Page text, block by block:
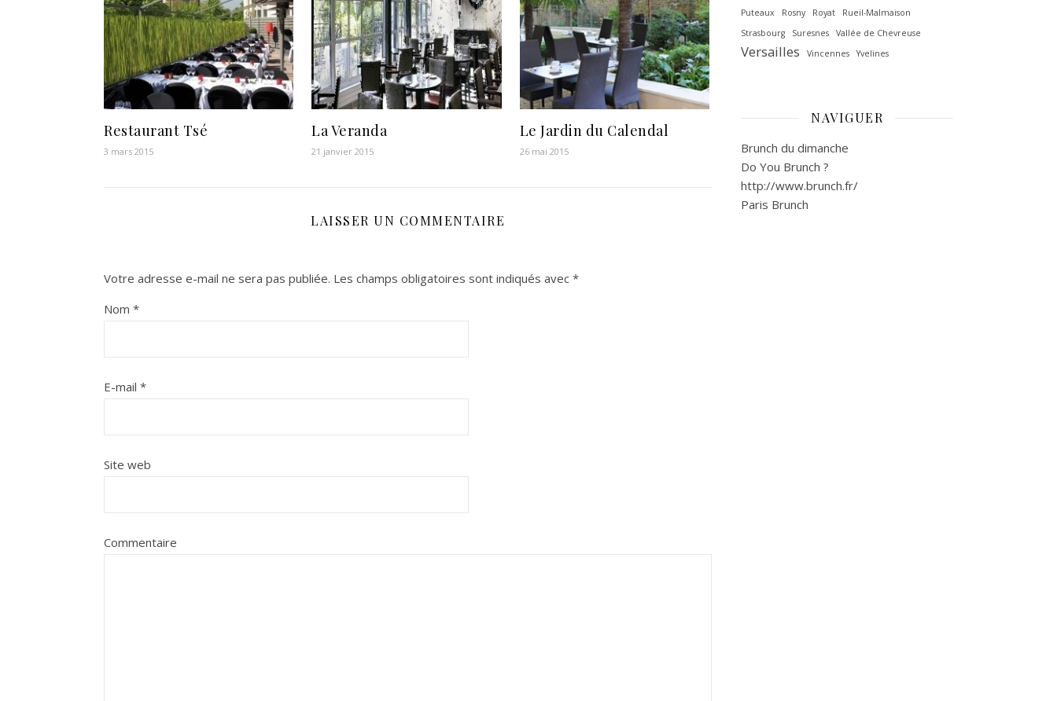
Restaurant Tsé
3 mars 2015
La Veranda
21 janvier 2015
Le Jardin du Calendal
26 mai 2015
LAISSER UN COMMENTAIRE
Votre adresse e-mail ne sera pas publiée. Les champs obligatoires sont indiqués avec *
Nom *
E-mail *
Site web
Commentaire
Puteaux
Rosny Royat
Rueil-Malmaison
Strasbourg
Suresnes Vallée de Chevreuse‎
Versailles Vincennes Yvelines
NAVIGUER
Brunch du dimanche
Do You Brunch ?
http://www.brunch.fr/
Paris Brunch